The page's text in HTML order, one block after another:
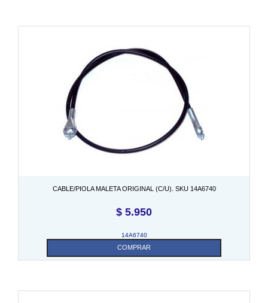
CABLE/PIOLA MALETA ORIGINAL (C/U). SKU 14A6740
$ 5.950
14A6740
COMPRAR